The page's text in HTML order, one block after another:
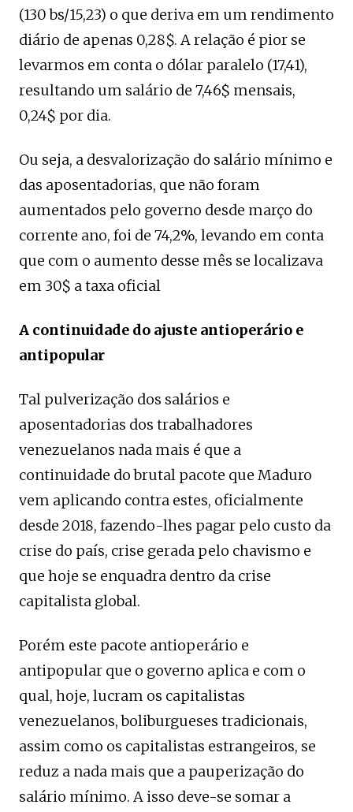
(130 bs/15,23) o que deriva em um rendimento
diário de apenas 0,28$. A relação é pior se
levarmos em conta o dólar paralelo (17,41),
resultando um salário de 7,46$ mensais,
0,24$ por dia.
Ou seja, a desvalorização do salário mínimo e
das aposentadorias, que não foram
aumentados pelo governo desde março do
corrente ano, foi de 74,2%, levando em conta
que com o aumento desse mês se localizava
em 30$ a taxa oficial
A continuidade do ajuste antioperário e
antipopular
Tal pulverização dos salários e
aposentadorias dos trabalhadores
venezuelanos nada mais é que a
continuidade do brutal pacote que Maduro
vem aplicando contra estes, oficialmente
desde 2018, fazendo-lhes pagar pelo custo da
crise do país, crise gerada pelo chavismo e
que hoje se enquadra dentro da crise
capitalista global.
Porém este pacote antioperário e
antipopular que o governo aplica e com o
qual, hoje, lucram os capitalistas
venezuelanos, boliburgueses tradicionais,
assim como os capitalistas estrangeiros, se
reduz a nada mais que a pauperização do
salário mínimo. A isso deve-se somar a